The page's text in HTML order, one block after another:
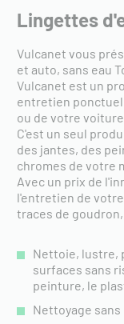
Lingettes
Vulcanet vous
et auto, sans eau
Vulcanet est un
entretien
ou de votre voiture.
C'est un seul
des jantes, des
chromes de votre
Avec un prix de
l'entretien de
traces de goudron,
Nettoie, lustre,
surfaces sans
peinture, le
Nettoyage sans